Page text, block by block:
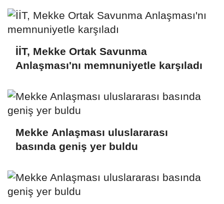
İİT, Mekke Ortak Savunma
Anlaşması'nı memnuniyetle karşıladı
Mekke Anlaşması uluslararası
basında geniş yer buldu